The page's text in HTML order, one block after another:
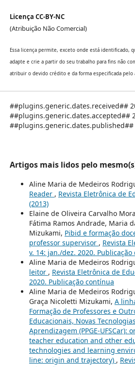
Licença CC-BY-NC
(Atribuição Não Comercial)
Essa licença permite, exceto onde está identificado,
adapte e crie a partir do seu trabalho para fins não
atribuir o devido crédito e da forma especificada
##plugins.generic.dates.received##
##plugins.generic.dates.accepted##
##plugins.generic.dates.published##
Artigos mais lidos pelo
Aline Maria de Medeiros
Reader , Revista Eletrônica de
(2013)
Elaine de Oliveira Carvalho
Fátima Ramos Andrade, Maria
Mizukami, Pibid e formação
professor supervisor , Revista
v. 14: jan./dez. 2020.
Aline Maria de Medeiros
leitor , Revista Eletrônica de
2020. Publicação contínua
Aline Maria de Medeiros
Graça Nicoletti Mizukami, A
Formação de Professores e
Educacionais, Novas
Aprendizagem (PPGE-UFSCar):
teacher education and other
technologies and learning
line: origin and trajectory) ,